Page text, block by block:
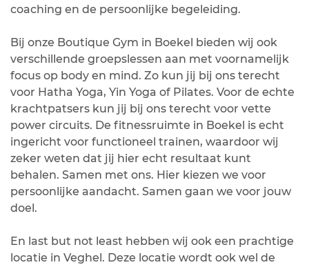
coaching en de persoonlijke begeleiding.
Bij onze Boutique Gym in Boekel bieden wij ook
verschillende groepslessen aan met voornamelijk
focus op body en mind. Zo kun jij bij ons terecht
voor Hatha Yoga, Yin Yoga of Pilates. Voor de echte
krachtpatsers kun jij bij ons terecht voor vette
power circuits. De fitnessruimte in Boekel is echt
ingericht voor functioneel trainen, waardoor wij
zeker weten dat jij hier echt resultaat kunt
behalen. Samen met ons. Hier kiezen we voor
persoonlijke aandacht. Samen gaan we voor jouw
doel.
En last but not least hebben wij ook een prachtige
locatie in Veghel. Deze locatie wordt ook wel de